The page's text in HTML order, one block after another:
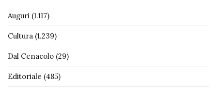
Auguri (1.117)
Cultura (1.239)
Dal Cenacolo (29)
Editoriale (485)